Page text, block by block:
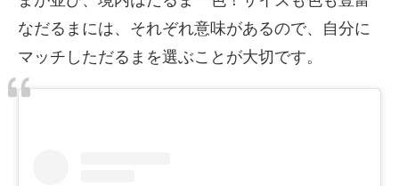
なだるまには、それぞれ意味があるので、自分に
マッチしただるまを選ぶことが大切です。